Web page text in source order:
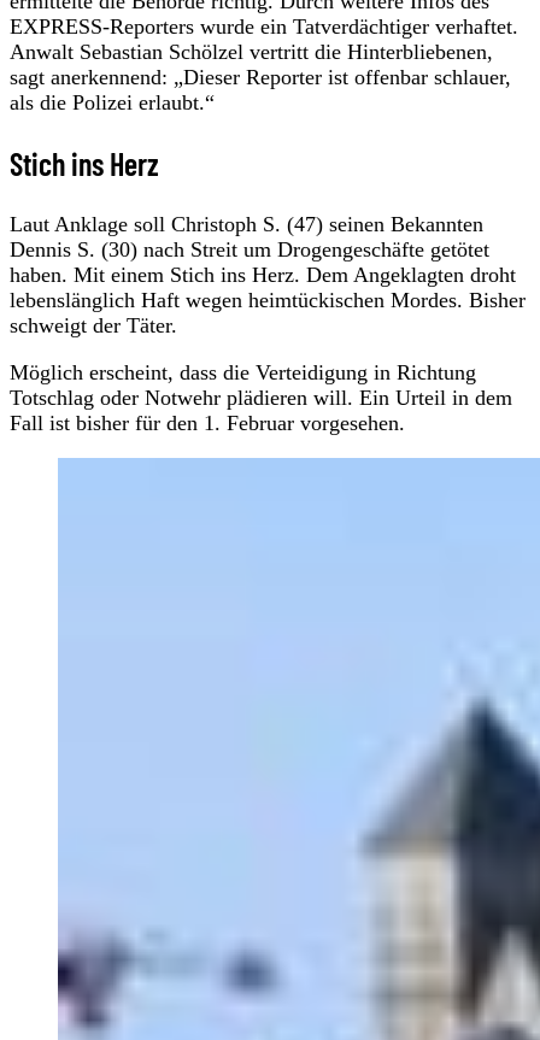
EXPRESS-Reporters wurde ein Tatverdächtiger verhaftet.
Anwalt Sebastian Schölzel vertritt die Hinterbliebenen,
sagt anerkennend: „Dieser Reporter ist offenbar schlauer,
als die Polizei erlaubt.“
Stich ins Herz
Laut Anklage soll Christoph S. (47) seinen Bekannten
Dennis S. (30) nach Streit um Drogengeschäfte getötet
haben. Mit einem Stich ins Herz. Dem Angeklagten droht
lebenslänglich Haft wegen heimtückischen Mordes. Bisher
schweigt der Täter.
Möglich erscheint, dass die Verteidigung in Richtung
Totschlag oder Notwehr plädieren will. Ein Urteil in dem
Fall ist bisher für den 1. Februar vorgesehen.